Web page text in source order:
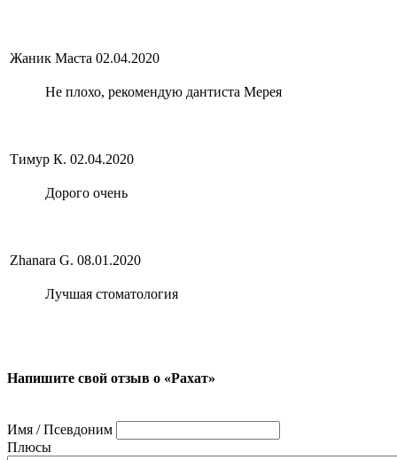
Жаник Маста 02.04.2020
Не плохо, рекомендую дантиста Мерея
Тимур К. 02.04.2020
Дорого очень
Zhanara G. 08.01.2020
Лучшая стоматология
Напишите свой отзыв о «Рахат»
Имя / Псевдоним
Плюсы